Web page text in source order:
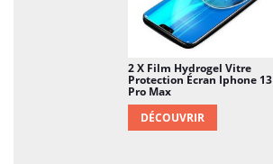
2 X Film Hydrogel Vitre
Protection Écran Iphone 13
Pro Max
DÉCOUVRIR